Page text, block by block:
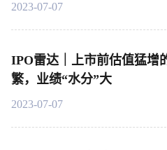
2023-07-07
IPO雷达｜上市前估值猛增
繁，业绩“水分”大
2023-07-07